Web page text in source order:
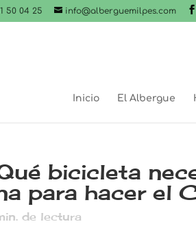
50 04 25 info@alberguemilpes.com
Inicio El Albergue
bicicleta
para hacer el
de lectura